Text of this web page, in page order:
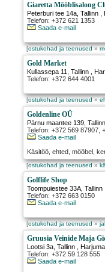
Giaretta Mööblisalong
Peterburi tee 14a ,Tallinn ,
Telefon: +372 621 1353
Saada e-mail
[ostukohad ja teenused»
Gold Market
Kullassepa 11 ,Tallinn ,
Telefon: +372 644 4001
[ostukohad ja teenused»
Goldenline OÜ
Pärnu maantee 139 ,Tallinn
Telefon: +372 569 87907,
Saada e-mail
Käsitöö, ehted, mööbel,
[ostukohad ja teenused»
Golflife Shop
Toompuiestee 33A ,Tallinn
Telefon: +372 663 0150
Saada e-mail
[ostukohad ja teenused»
Gruusia Veinide Maja
Lootsi 3a ,Tallinn ,
Telefon: +372 59 128 555
Saada e-mail